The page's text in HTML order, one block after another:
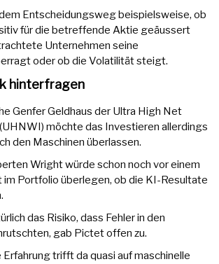
Entscheidungsweg beispielsweise, ob
für die betreffende Aktie geäussert
Unternehmen seine
oder ob die Volatilität steigt.
hinterfragen
Genfer Geldhaus der Ultra High Net
möchte das Investieren allerdings
den Maschinen überlassen.
Wright würde schon noch vor einem
Portfolio überlegen, ob die KI-Resultate
das Risiko, dass Fehler in den
gab Pictet offen zu.
Erfahrung trifft da quasi auf maschinelle